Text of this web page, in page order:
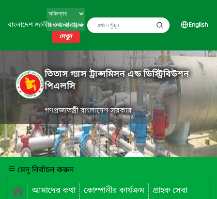
বাংলাদেশ জাতীয় তথ্য বাতায়ন
দেখুন
English
তিতাস গ্যাস ট্রান্সমিসন এন্ড ডিস্ট্রিবিউশন
পিএলসি
গণপ্রজাতন্ত্রী বাংলাদেশ সরকার
মেনু নির্বাচন করুন
আমাদের কথা
কোম্পানীর কার্যক্রম
গ্রাহক সেবা